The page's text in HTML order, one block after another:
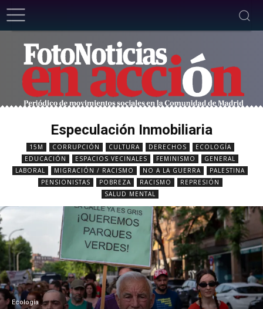
Especulación Inmobiliaria
15M CORRUPCIÓN CULTURA DERECHOS
ECOLOGÍA
EDUCACIÓN
ESPACIOS VECINALES FEMINISMO
GENERAL
LABORAL
MIGRACIÓN / RACISMO NO A LA GUERRA
PALESTINA
PENSIONISTAS
POBREZA RACISMO
REPRESIÓN
SALUD MENTAL
Ecología